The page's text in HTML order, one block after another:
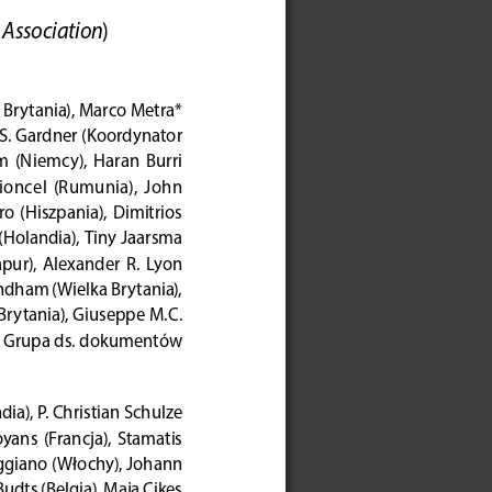
)
Marco Metra*
Gardner (Koordynator
(Niemcy),  Haran  Burri
(Rumunia),  John
(Hiszpania),  Dimitrios
Tiny Jaarsma
Alexander  R.  Lyon
(Wielka Brytania),
Giuseppe M.C.
Grupa ds. dokumentów
P. Christian Schulze
(Francja),  Stamatis
(Włochy), Johann
(Belgia), Maja Cikes